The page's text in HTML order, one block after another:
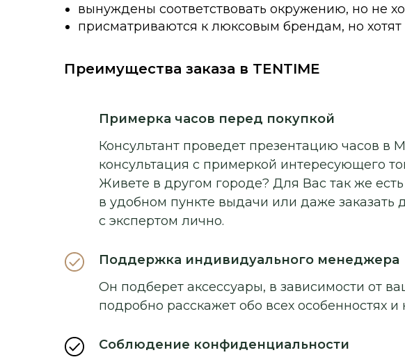
вынуждены соответствовать окружению, но не
присматриваются к люксовым брендам, но
Преимущества заказа в TENTIME
Примерка часов перед покупкой
Консультант проведет презентацию часов в
консультация с примеркой интересующего
Живете в другом городе? Для Вас так же
в удобном пункте выдачи или даже заказать
с экспертом лично.
Поддержка индивидуального менеджера
Он подберет аксессуары, в зависимости от
подробно расскажет обо всех особенностях
Соблюдение конфиденциальности